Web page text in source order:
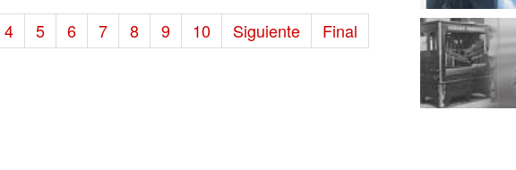
4 5 6 7 8 9 10 Siguiente Final